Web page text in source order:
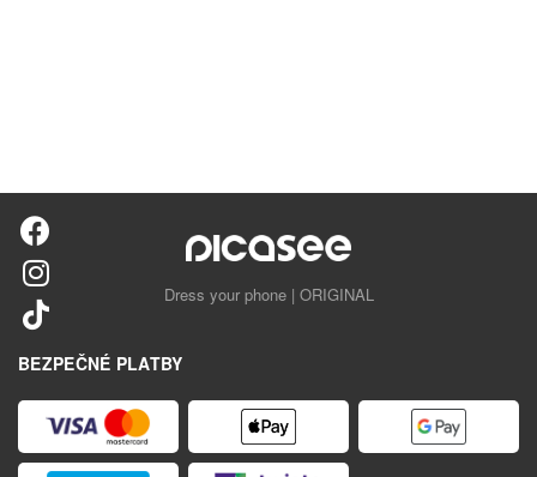
Dress your phone | ORIGINAL
BEZPEČNÉ PLATBY